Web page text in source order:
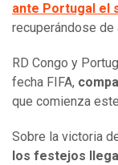
ante Portugal el
recuperándose de
RD Congo y
fecha FIFA,
que comienza este
Sobre la victoria
los festejos